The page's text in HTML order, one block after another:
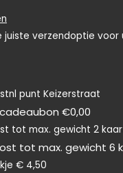
juiste verzendoptie
punt Keizerstraat
€0,00
tot max. gewicht 2
tot max. gewicht 6
€ 4,50